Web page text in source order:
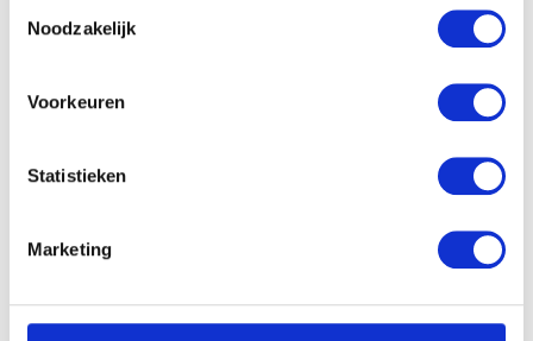
Noodzakelijk
Voorkeuren
Statistieken
Marketing
Gerelateerde producten